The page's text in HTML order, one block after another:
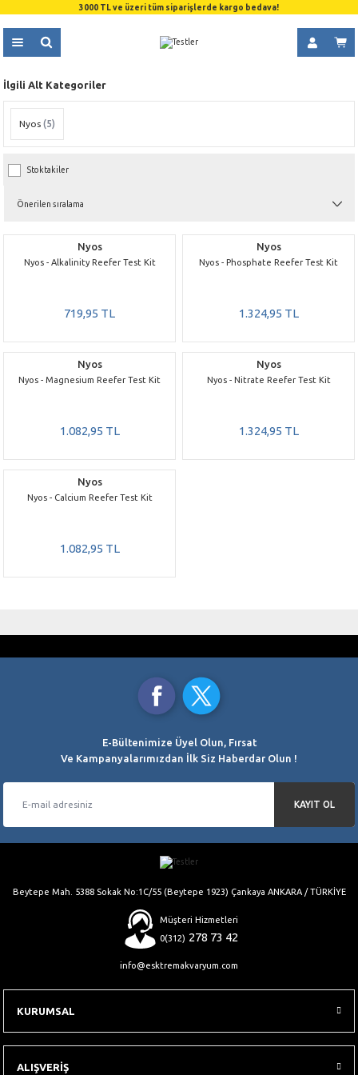
3000 TL ve üzeri tüm siparişlerde kargo bedava!
İlgili Alt Kategoriler
Nyos (5)
Stoktakiler
Nyos
Nyos - Alkalinity Reefer Test Kit
719,95 TL
Nyos
Nyos - Phosphate Reefer Test Kit
1.324,95 TL
Nyos
Nyos - Magnesium Reefer Test Kit
1.082,95 TL
Nyos
Nyos - Nitrate Reefer Test Kit
1.324,95 TL
Nyos
Nyos - Calcium Reefer Test Kit
1.082,95 TL
Saat 15.00’a Kadar
E-Bültenimize Üyel Olun, Fırsat
Ve Kampanyalarımızdan İlk Siz Haberdar Olun !
KAYIT OL
Beytepe Mah. 5388 Sokak No:1C/55 (Beytepe 1923) Çankaya ANKARA / TÜRKİYE
Müşteri Hizmetleri
0(312) 278 73 42
info@esktremakvaryum.com
KURUMSAL
ALIŞVERİŞ